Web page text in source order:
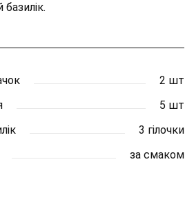
2 шт
5 шт
3 гілочки
за смаком